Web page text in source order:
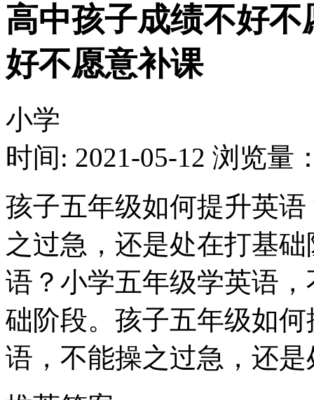
高中孩子成绩不好
好不愿意补课
小学
时间: 2021-05-12 浏览量
孩子五年级如何提升英
之过急，还是处在打基
语？小学五年级学英语
础阶段。孩子五年级如
语，不能操之过急，还